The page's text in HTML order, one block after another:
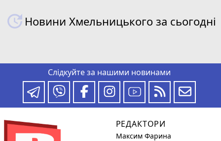
Новини Хмельницького за сьогодні
Слідкуйте за нашими новинами
РЕДАКТОРИ
Максим Фарина